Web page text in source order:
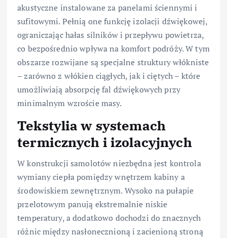
akustyczne instalowane za panelami ściennymi i
sufitowymi. Pełnią one funkcję izolacji dźwiękowej,
ograniczając hałas silników i przepływu powietrza,
co bezpośrednio wpływa na komfort podróży. W tym
obszarze rozwijane są specjalne struktury włókniste
– zarówno z włókien ciągłych, jak i ciętych – które
umożliwiają absorpcję fal dźwiękowych przy
minimalnym wzroście masy.
Tekstylia w systemach
termicznych i izolacyjnych
W konstrukcji samolotów niezbędna jest kontrola
wymiany ciepła pomiędzy wnętrzem kabiny a
środowiskiem zewnętrznym. Wysoko na pułapie
przelotowym panują ekstremalnie niskie
temperatury, a dodatkowo dochodzi do znacznych
różnic między nasłonecznioną i zacienioną stroną